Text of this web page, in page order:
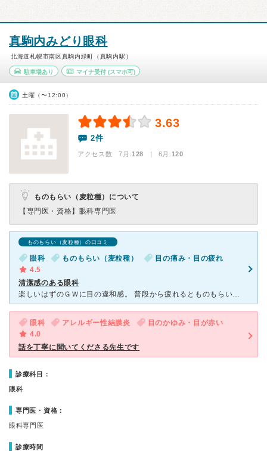
真駒内みどり眼科
北海道札幌市南区真駒内緑町（真駒内駅）
駐車場あり マイナ受付(スマホ可)
土曜（〜12:00）
3.63
2件
アクセス数 7月:128 | 6月:120
ものもらい（麦粒種）について
【専門医・資格】 眼科専門医
ものもらい（麦粒種）の口コミ
眼科 ものもらい（麦粒種）
目の痛み・目の疲れ
4.5
清潔感のある眼科
楽しいはずのＧＷに目の違和感。 普段から疲れるとものもらいができやすい私は、ひどくなる前になるべく早く眼科へ行きます。 今回は祝日の為、その時当番病院だったこちらの病院へ。 真駒内通沿いにありま
眼科 アレルギー性結膜炎
目のかゆみ・目が赤い
4.0
話を丁寧に聞いてくださる先生です
診療科目：
眼科
専門医・資格：
眼科専門医
診療時間